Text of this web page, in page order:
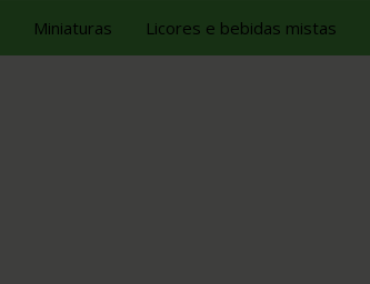
Miniaturas Licores e bebidas mistas